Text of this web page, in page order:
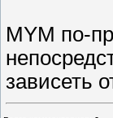
MYM по-
зависеть